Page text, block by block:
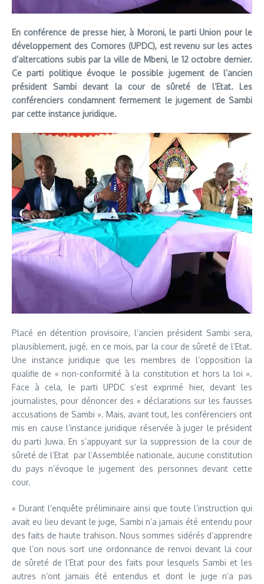
En conférence de presse hier, à Moroni, le parti Union pour le
développement des Comores (UPDC), est revenu sur les actes
d’altercations subis par la ville de Mbeni, le 12 octobre dernier.
Ce parti politique évoque le possible jugement de l’ancien
président Sambi devant la cour de sûreté de l’Etat. Les
conférenciers condamnent fermement le jugement de Sambi
par cette instance juridique.
Placé en détention provisoire, l’ancien président Sambi sera,
plausiblement, jugé, en ce mois, par la cour de sûreté de l’Etat.
Une instance juridique que les membres de l’opposition la
qualifie de « non-conformité à la constitution et hors la loi ».
Face à cela, le parti UPDC s’est exprimé hier, devant les
journalistes, pour dénoncer des « déclarations sur les fausses
accusations de Sambi ». Mais, avant tout, les conférenciers ont
mis en cause l’instance juridique réservée à juger le président
du parti Juwa. En s’appuyant sur la suppression de la cour de
sûreté de l’Etat par l’Assemblée nationale, aucune constitution
du pays n’évoque le jugement des personnes devant cette
cour.
« Durant l’enquête préliminaire ainsi que toute l’instruction qui
avait eu lieu devant le juge, Sambi n’a jamais été entendu pour
des faits de haute trahison. Nous sommes sidérés d’apprendre
que l’on nous sort une ordonnance de renvoi devant la cour
de sûreté de l’Etat pour des faits pour lesquels Sambi et les
autres n’ont jamais été entendus et dont le juge n’a pas